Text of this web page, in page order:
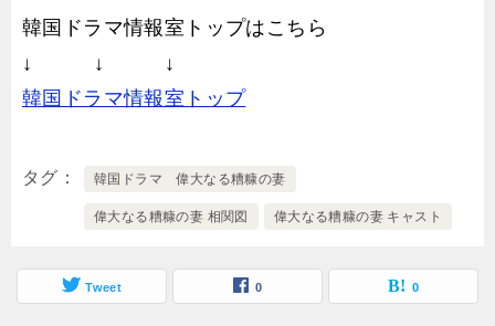
韓国ドラマ情報室トップはこちら
↓ ↓ ↓
韓国ドラマ情報室トップ
タグ 韓国ドラマ 偉大なる糟糠の妻
偉大なる糟糠の妻 相関図 偉大なる糟糠の妻 キャスト
Tweet 0 0